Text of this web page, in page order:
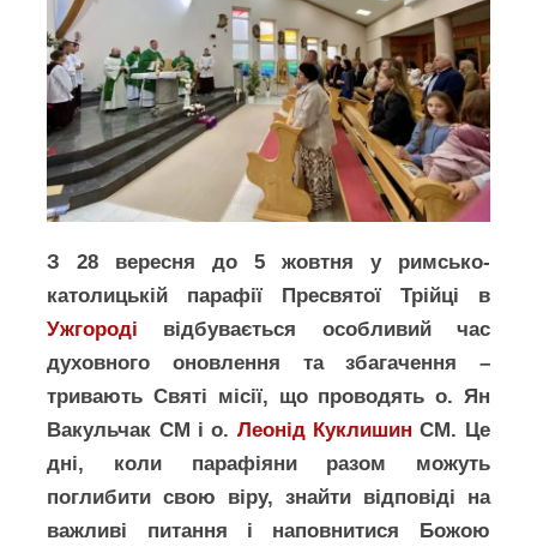
З 28 вересня до 5 жовтня у римсько-
католицькій парафії Пресвятої Трійці в
Ужгороді відбувається особливий час
духовного оновлення та збагачення –
тривають Святі місії, що проводять о. Ян
Вакульчак СМ і о. Леонід Куклишин СМ. Це
дні, коли парафіяни разом можуть
поглибити свою віру, знайти відповіді на
важливі питання і наповнитися Божою